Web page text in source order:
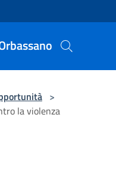
>
la violenza